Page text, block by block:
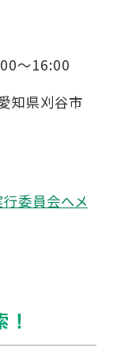
～16:00
知県刈谷市
委員会へメ